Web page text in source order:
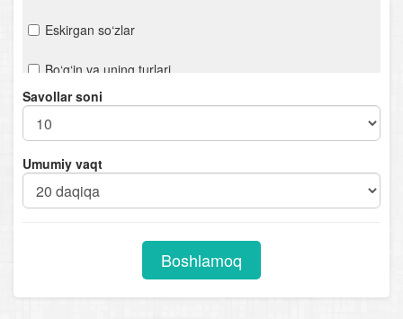
Eskirgan so‘zlar
Bo‘g‘in va uning turlari
Urg‘u
Mustaqil so‘z turkumlari
Savollar soni
Umumiy vaqt
Boshlamoq